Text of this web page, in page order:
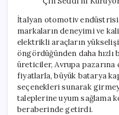
İtalyan otomotiv
markaların deneyimi ve
elektrikli araçların
öngördüğünden daha
üreticiler, Avrupa pazarına
fiyatlarla, büyük batarya
seçenekleri sunarak
taleplerine uyum sağlama
beraberinde getirdi.